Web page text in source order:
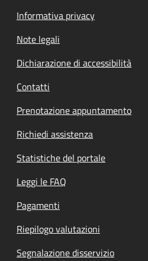
Informativa privacy
Note legali
Dichiarazione di accessibilità
Contatti
Prenotazione appuntamento
Richiedi assistenza
Statistiche del portale
Leggi le FAQ
Pagamenti
Riepilogo valutazioni
Segnalazione disservizio